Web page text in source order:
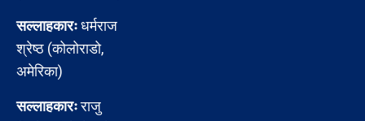
सल्लाहकारःधर्मराज
श्रेष्ठ (कोलोराडो,
अमेरिका)
सल्लाहकारःराजु